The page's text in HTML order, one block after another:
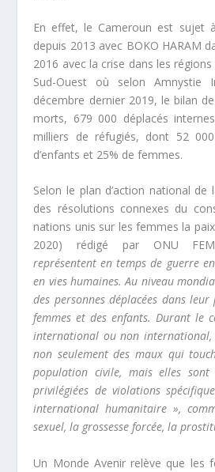
En effet, le Cameroun est sujet
depuis 2013 avec BOKO HARAM
2016 avec la crise dans les
Sud-Ouest où selon Amnystie
décembre dernier 2019, le bilan
morts, 679 000 déplacés
milliers de réfugiés, dont 52
d’enfants et 25% de femmes.
Selon le plan d’action national
des résolutions connexes du
nations unis sur les femmes la
2020) rédigé par ONU
représentent en temps de guerre
en vies humaines. Au niveau
des personnes déplacées dans
femmes et des enfants. Durant le
international ou non international,
non seulement des maux qui
population civile, mais elles
privilégiées de violations
international humanitaire »,
sexuel, la grossesse forcée, la
Un Monde Avenir relève que les